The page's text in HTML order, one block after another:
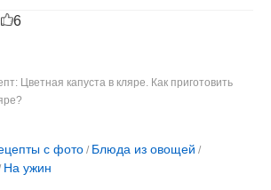
6
Цветная капуста в кляре. Как приготовить
с фото / Блюда из овощей /
На ужин